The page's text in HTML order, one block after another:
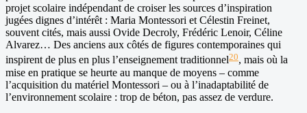
projet scolaire indépendant de croiser les sources d’inspiration
jugées dignes d’intérêt : Maria Montessori et Célestin Freinet,
souvent cités, mais aussi Ovide Decroly, Frédéric Lenoir, Céline
Alvarez… Des anciens aux côtés de figures contemporaines qui
inspirent de plus en plus l’enseignement traditionnel20, mais où la
mise en pratique se heurte au manque de moyens – comme
l’acquisition du matériel Montessori – ou à l’inadaptabilité de
l’environnement scolaire : trop de béton, pas assez de verdure.